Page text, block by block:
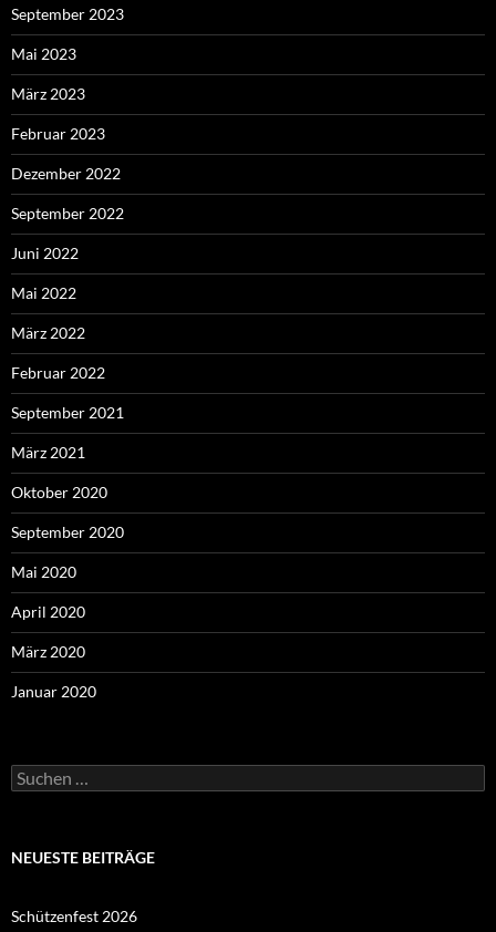
Februar 2024
November 2023
Oktober 2023
September 2023
Mai 2023
März 2023
Februar 2023
Dezember 2022
September 2022
Juni 2022
Mai 2022
März 2022
Februar 2022
September 2021
März 2021
Oktober 2020
September 2020
Mai 2020
März 2020